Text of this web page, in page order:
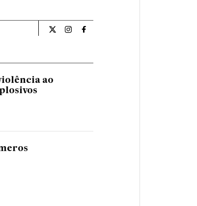
Opiniao El País Brasil en Twitter
Opiniao El País Brasil en Instagram
Opiniao El País Brasil en Facebook
ao